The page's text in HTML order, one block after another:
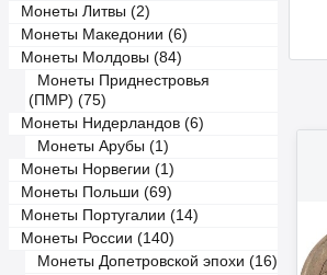
Монеты Литвы (2)
Монеты Македонии (6)
Монеты Молдовы (84)
Монеты Приднестровья
(ПМР) (75)
Монеты Нидерландов (6)
Монеты Арубы (1)
Монеты Норвегии (1)
Монеты Польши (69)
Монеты Португалии (14)
Монеты России (140)
Монеты Допетровской эпохи (16)